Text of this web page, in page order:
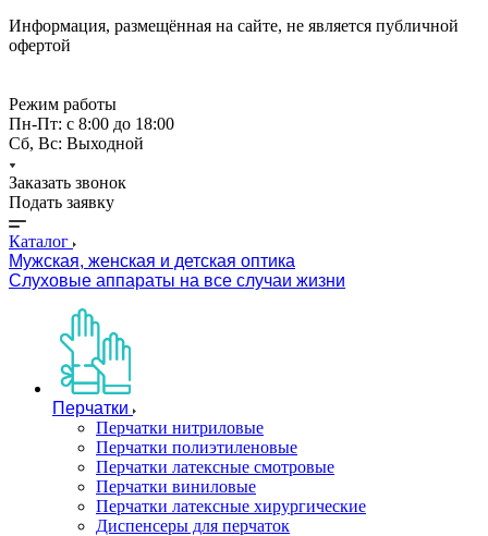
Информация, размещённая на сайте, не является публичной
офертой
Режим работы
Пн-Пт: с 8:00 до 18:00
Сб, Вс: Выходной
Заказать звонок
Подать заявку
Каталог
Мужская, женская и детская оптика
Слуховые аппараты на все случаи жизни
Перчатки
Перчатки нитриловые
Перчатки полиэтиленовые
Перчатки латексные смотровые
Перчатки виниловые
Перчатки латексные хирургические
Диспенсеры для перчаток